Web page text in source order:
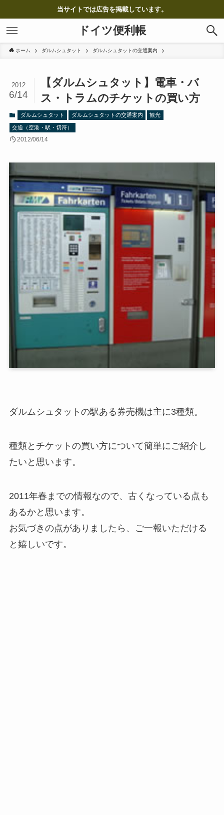
当サイトでは広告を掲載しています。
ドイツ便利帳
ホーム ダルムシュタット ダルムシュタットの交通案内
【ダルムシュタット】電車・バ
ス・トラムのチケットの買い方
2012
6/14
ダルムシュタット ダルムシュタットの交通案内 観光
交通（空港・駅・切符）
2012/06/14
ダルムシュタットの駅ある券売機は主に3種類。
種類とチケットの買い方について簡単にご紹介し
たいと思います。
2011年春までの情報なので、古くなっている点も
あるかと思います。
お気づきの点がありましたら、ご一報いただける
と嬉しいです。